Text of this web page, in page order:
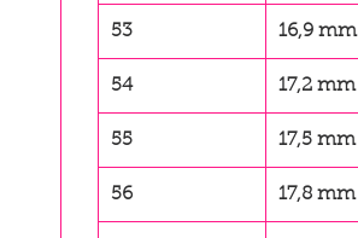
53 16,9 mm
54 17,2 mm
55 17,5 mm
56 17,8 mm